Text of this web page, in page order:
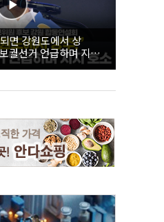
면 강원도에서 상
궐선거 언급하며 지지
민주당 당대표·최고위